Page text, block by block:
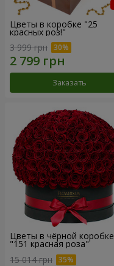
Цветы в коробке "25
красных роз!"
3 999 грн
Заказать
Цветы в чёрной коробке
"151 красная роза"
15 014 грн